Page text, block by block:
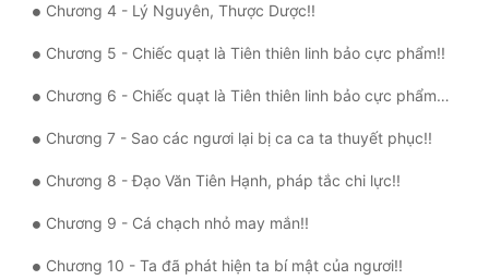
Chương 4 - Lý Nguyên, Thược Dược!!
Chương 5 - Chiếc quạt là Tiên thiên linh bảo cực phẩm!!
Chương 6 - Chiếc quạt là Tiên thiên linh bảo cực phẩm!! (2)
Chương 7 - Sao các ngươi lại bị ca ca ta thuyết phục!!
Chương 8 - Đạo Văn Tiên Hạnh, pháp tắc chi lực!!
Chương 9 - Cá chạch nhỏ may mắn!!
Chương 10 - Ta đã phát hiện ta bí mật của ngươi!!